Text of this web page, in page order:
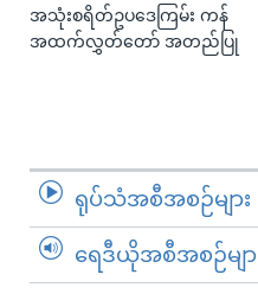
အသုံးစရိတ်ဥပဒေကြမ်း ကန်
အထက်လွှတ်တော် အတည်ပြု
ရုပ်သံအစီအစဉ်များ
ရေဒီယိုအစီအစဉ်မျာ